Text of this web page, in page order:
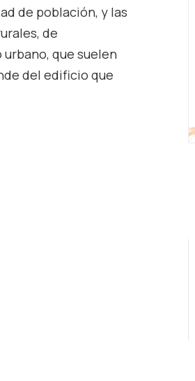
de población, y las
de
que suelen
del edificio que